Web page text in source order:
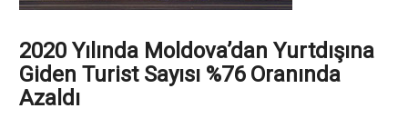
2020 Yılında Moldova’dan Yurtdışına
Giden Turist Sayısı %76 Oranında
Azaldı